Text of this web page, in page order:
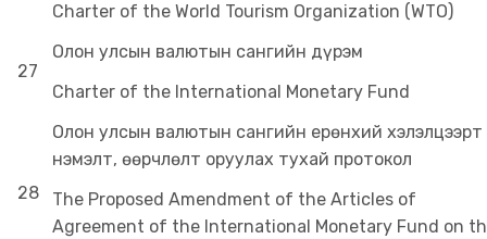
Charter of the World Tourism Organization (WTO)
27
Олон улсын валютын сангийн дүрэм
Charter of the International Monetary Fund
28
Олон улсын валютын сангийн ерөнхий хэлэлцээрт
нэмэлт, өөрчлөлт оруулах тухай протокол
The Proposed Amendment of the Articles of
Agreement of the International Monetary Fund on